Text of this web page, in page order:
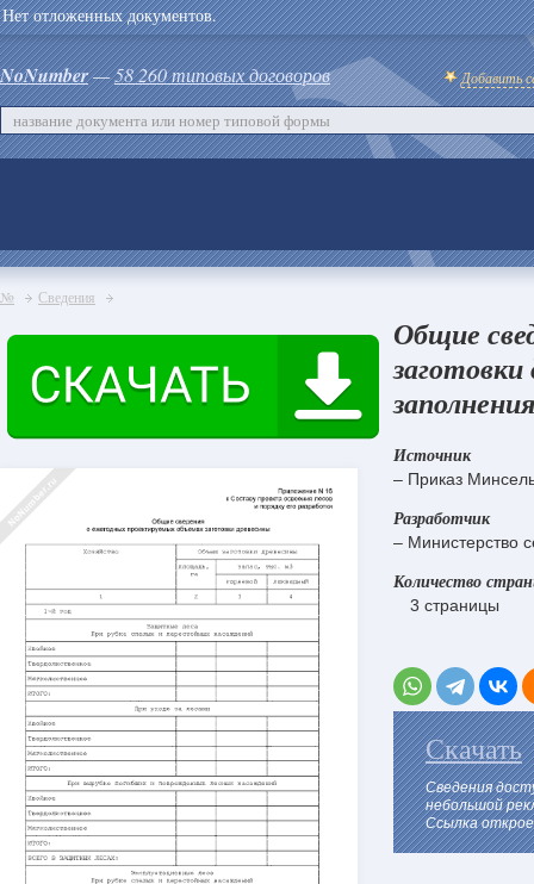
Нет отложенных документов.
NoNumber—58 260 типовых договоров Добавить
№ Сведения
Общие
Источник
– Приказ
Разработчик
– Министерство
Количество
3 страницы
Скачать
Сведения
небольшой
Ссылка